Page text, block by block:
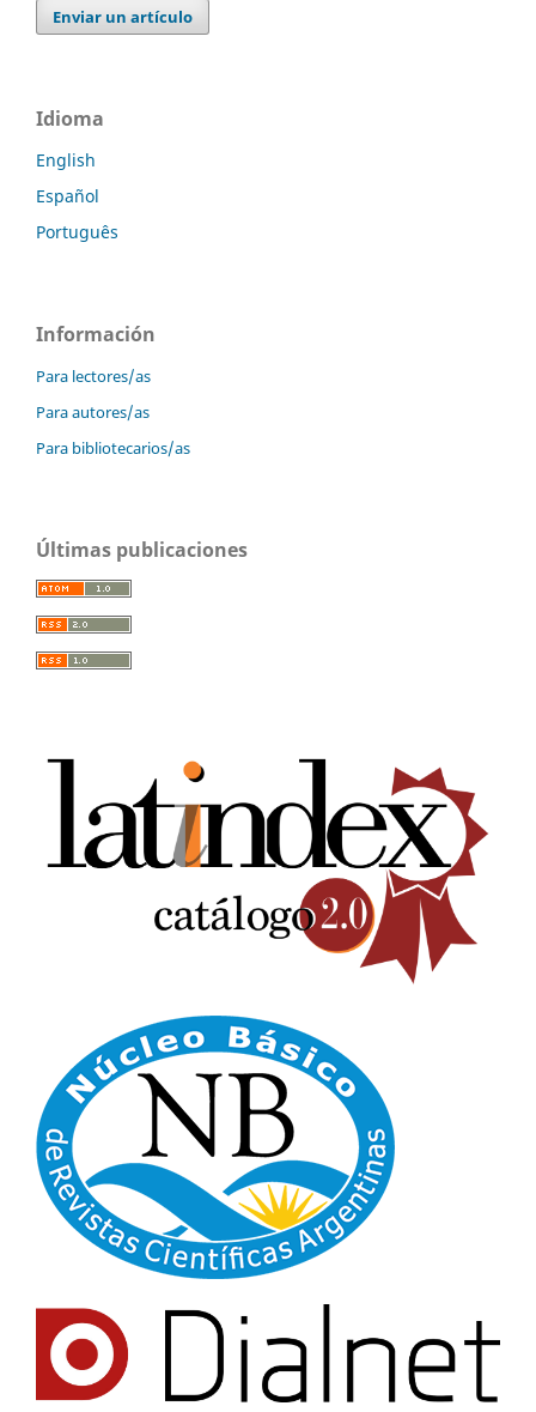
Enviar un artículo
Idioma
English
Español
Português
Información
Para lectores/as
Para autores/as
Para bibliotecarios/as
Últimas publicaciones